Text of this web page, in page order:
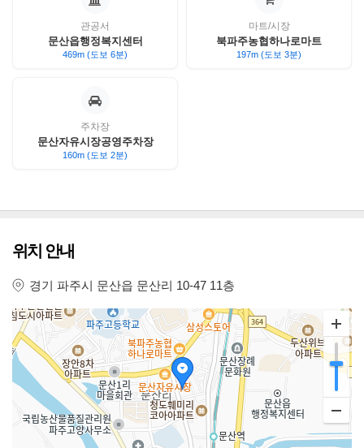
관공서
문산읍행정복지센터
469m (도보 6분)
마트/시장
북파주농협하나로마트
197m (도보 3분)
주차장
문산자유시장공영주차장
160m (도보 2분)
위치 안내
경기 파주시 문산읍 문산리 10-47 11층